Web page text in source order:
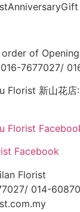
of
7677027/
Florist 新山花
Florist
Facebook
Florist
014-